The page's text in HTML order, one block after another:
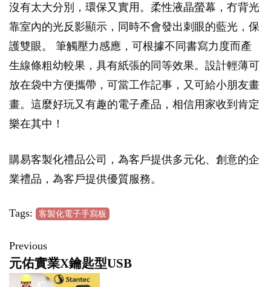
沒有太大分別，環保又實用。柔性液晶螢幕，冇背光
靠室內的光反影顯示，同時不會發出刺眼的藍光，保
護雙眼。 筆觸壓力感應，可根據不同書寫力度而產
生線條粗幼較果，具有紙張的同等效果。設計輕薄可
放在袋中方便攜帶，可當工作記事，又可給小朋友畫
畫。這麼好玩又有趣的電子產品，相信用家收到肯定
樂在其中！
購易客製化禮品公司，為客戶提供多元化、創意的企
業禮品，為客戶提供優質服務。
Tags: 客製化電子手寫板
Previous
元佑實業X鑰匙型USB